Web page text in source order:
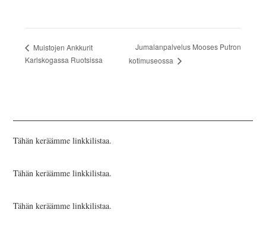
Muistojen Ankkurit
Karlskogassa Ruotsissa
Jumalanpalvelus Mooses Putron
kotimuseossa
Tähän keräämme linkkilistaa.
Tähän keräämme linkkilistaa.
Tähän keräämme linkkilistaa.